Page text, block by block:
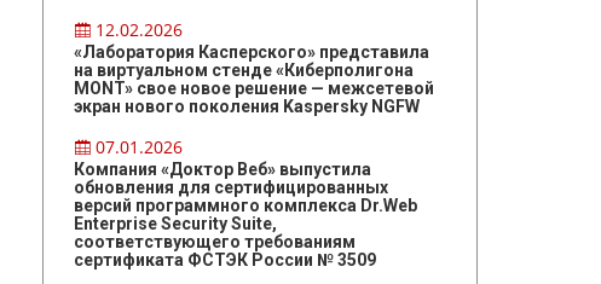
12.02.2026
«Лаборатория Касперского» представила
на виртуальном стенде «Киберполигона
MONT» свое новое решение — межсетевой
экран нового поколения Kaspersky NGFW
07.01.2026
Компания «Доктор Веб» выпустила
обновления для сертифицированных
версий программного комплекса Dr.Web
Enterprise Security Suite,
соответствующего требованиям
сертификата ФСТЭК России № 3509